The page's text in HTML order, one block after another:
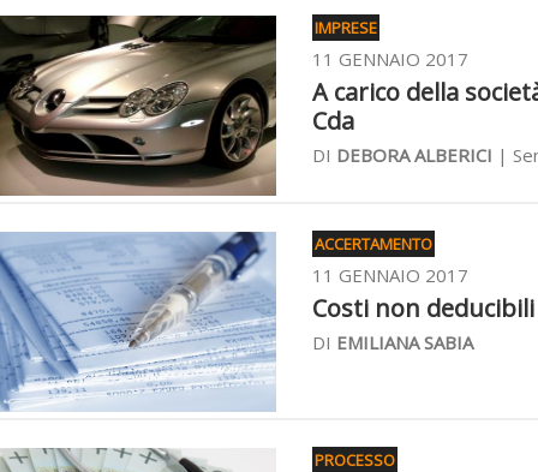
IMPRESE
11 GENNAIO 2017
A carico della
Cda
DI DEBORA ALBERICI |
ACCERTAMENTO
11 GENNAIO 2017
Costi non
DI EMILIANA SABIA
PROCESSO